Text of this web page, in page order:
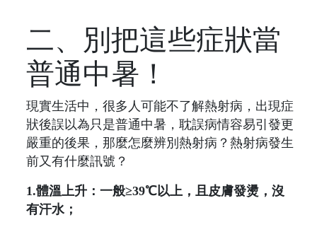
二、別把這些症狀當
普通中暑！
現實生活中，很多人可能不了解熱射病，出現症
狀後誤以為只是普通中暑，耽誤病情容易引發更
嚴重的後果，那麼怎麼辨別熱射病？熱射病發生
前又有什麼訊號？
1.體溫上升：一般≥39℃以上，且皮膚發燙，沒
有汗水；